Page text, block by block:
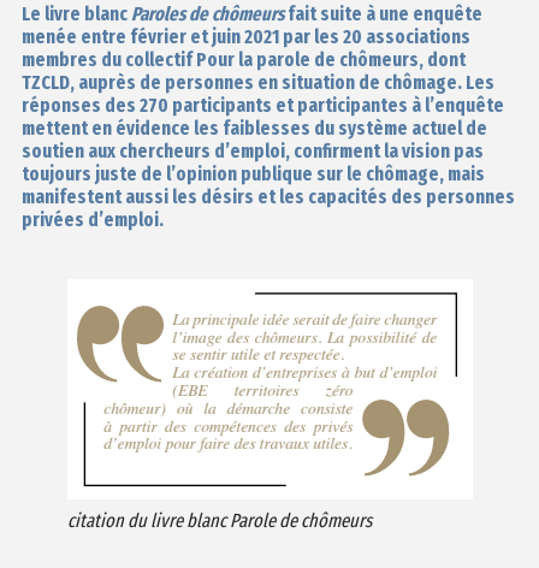
Le livre blanc Paroles de chômeursfait suite à une enquête
menée entre février et juin 2021 par les 20 associations
membres du collectif Pour la parole de chômeurs, dont
TZCLD, auprès de personnes en situation de chômage. Les
réponses des 270 participants et participantes à l’enquête
mettent en évidence les faiblesses du système actuel de
soutien aux chercheurs d’emploi, confirment la vision pas
toujours juste de l’opinion publique sur le chômage, mais
manifestent aussi les désirs et les capacités des personnes
privées d’emploi.
citation du livre blanc Parole de chômeurs